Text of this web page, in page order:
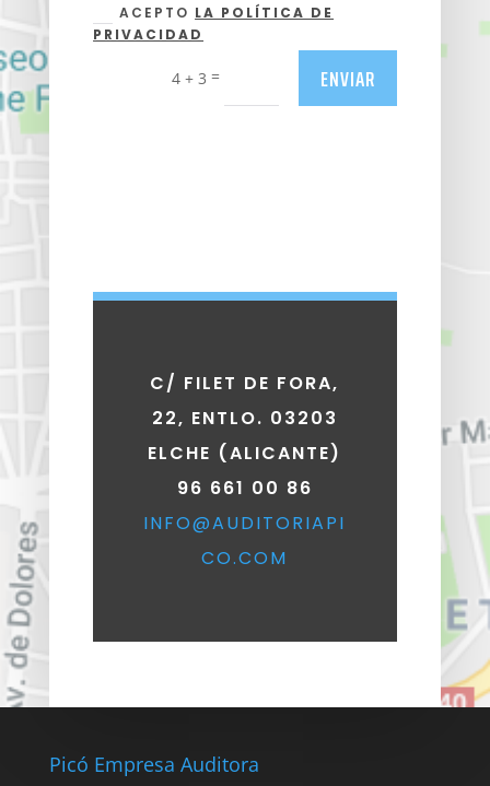
ACEPTO LA POLÍTICA DE
PRIVACIDAD
4 + 3 = ENVIAR
C/ FILET DE FORA,
22, ENTLO. 03203
ELCHE (ALICANTE)
96 661 00 86
INFO@AUDITORIAPI
CO.COM
Picó Empresa Auditora